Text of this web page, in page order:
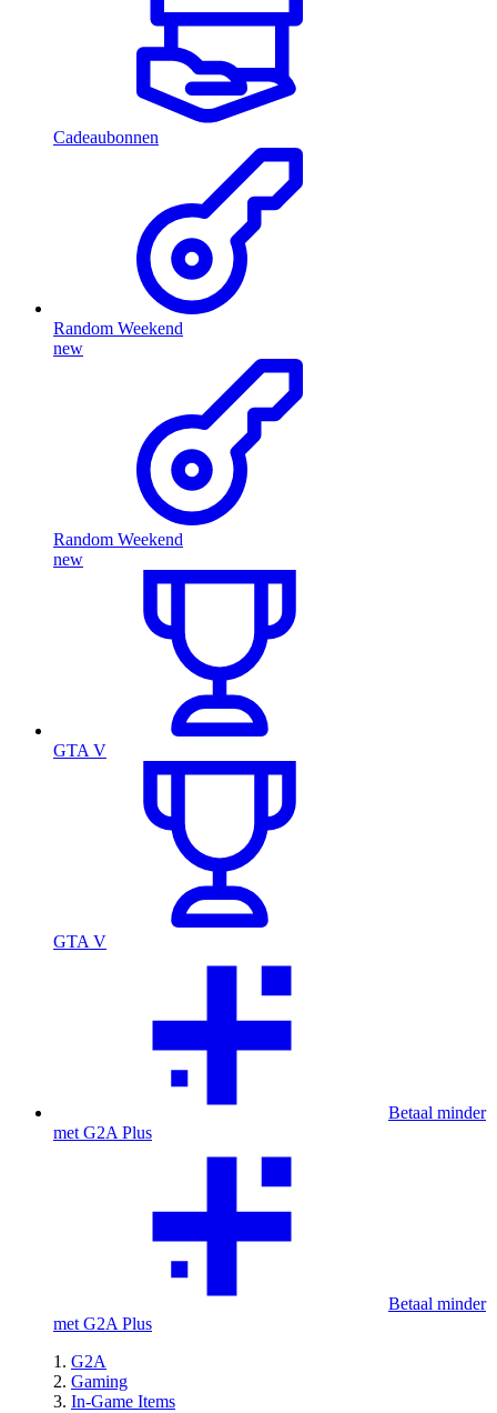
Cadeaubonnen
Random Weekend
new
Random Weekend
new
GTA V
GTA V
Betaal minder
met G2A Plus
Betaal minder
met G2A Plus
G2A
Gaming
In-Game Items